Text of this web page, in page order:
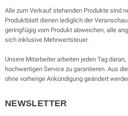
Alle zum Verkauf stehenden Produkte sind
Produktblatt dienen lediglich der
geringfügig vom Produkt abweichen, alle
sich inklusive Mehrwertsteuer.
Unsere Mitarbeiter arbeiten jeden Tag
hochwertigen Service zu garantieren. Aus
ohne vorherige Ankündigung geändert
NEWSLETTER